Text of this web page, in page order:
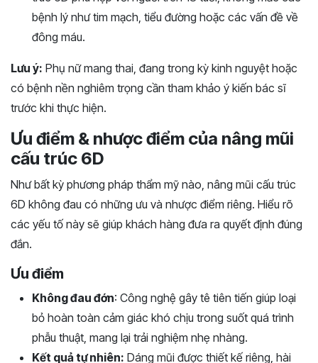
bệnh lý như tim mạch, tiểu đường hoặc các vấn đề về
đông máu.
Lưu ý: Phụ nữ mang thai, đang trong kỳ kinh nguyệt hoặc
có bệnh nền nghiêm trọng cần tham khảo ý kiến bác sĩ
trước khi thực hiện.
Ưu điểm & nhược điểm của nâng mũi
cấu trúc 6D
Như bất kỳ phương pháp thẩm mỹ nào, nâng mũi cấu trúc
6D không đau có những ưu và nhược điểm riêng. Hiểu rõ
các yếu tố này sẽ giúp khách hàng đưa ra quyết định đúng
đắn.
Ưu điểm
Không đau đớn: Công nghệ gây tê tiên tiến giúp loại
bỏ hoàn toàn cảm giác khó chịu trong suốt quá trình
phẫu thuật, mang lại trải nghiệm nhẹ nhàng.
Kết quả tự nhiên: Dáng mũi được thiết kế riêng, hài